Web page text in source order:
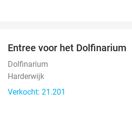
Entree voor het Dolfinarium
Dolfinarium
Harderwijk
Verkocht: 21.201